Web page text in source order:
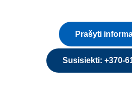
Prašyti
Susisiekti: +370-